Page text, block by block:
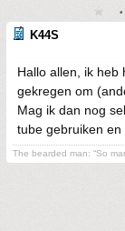
K44S
Hallo allen, ik heb
gekregen om
Mag ik dan nog
tube gebruiken
The bearded man: “So